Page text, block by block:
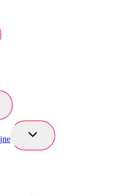
Przełącz
podrzędne